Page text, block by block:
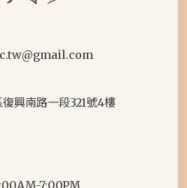
興南路一段321號4樓
7:00PM